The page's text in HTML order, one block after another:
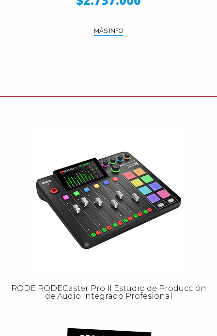
MÁS INFO
RODE RODECaster Pro II Estudio de Producción
de Audio Integrado Profesional